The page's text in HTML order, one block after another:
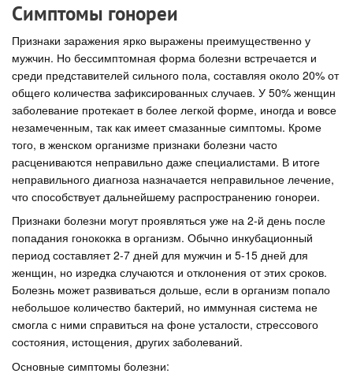
Симптомы гонореи
Признаки заражения ярко выражены преимущественно у
мужчин. Но бессимптомная форма болезни встречается и
среди представителей сильного пола, составляя около 20% от
общего количества зафиксированных случаев. У 50% женщин
заболевание протекает в более легкой форме, иногда и вовсе
незамеченным, так как имеет смазанные симптомы. Кроме
того, в женском организме признаки болезни часто
расцениваются неправильно даже специалистами. В итоге
неправильного диагноза назначается неправильное лечение,
что способствует дальнейшему распространению гонореи.
Признаки болезни могут проявляться уже на 2-й день после
попадания гонококка в организм. Обычно инкубационный
период составляет 2-7 дней для мужчин и 5-15 дней для
женщин, но изредка случаются и отклонения от этих сроков.
Болезнь может развиваться дольше, если в организм попало
небольшое количество бактерий, но иммунная система не
смогла с ними справиться на фоне усталости, стрессового
состояния, истощения, других заболеваний.
Основные симптомы болезни: